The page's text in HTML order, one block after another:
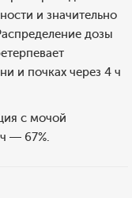
и значительно
дозы
и почках через 4 ч
с мочой
— 67%.